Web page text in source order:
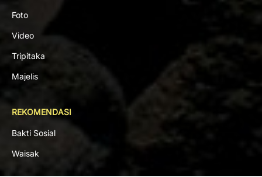
Foto
Video
Tripitaka
Majelis
REKOMENDASI
Bakti Sosial
Waisak